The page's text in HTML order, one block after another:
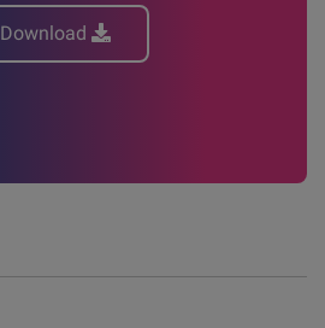
Download